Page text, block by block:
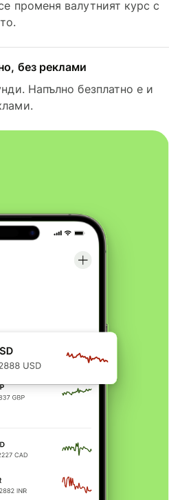
променя валутният курс с
без реклами
Напълно безплатно е и